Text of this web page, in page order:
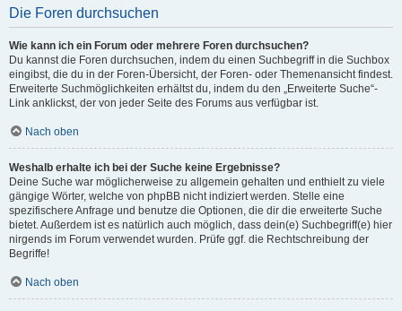
Die Foren durchsuchen
Wie kann ich ein Forum oder mehrere Foren durchsuchen?
Du kannst die Foren durchsuchen, indem du einen Suchbegriff in die Suchbox
eingibst, die du in der Foren-Übersicht, der Foren- oder Themenansicht findest.
Erweiterte Suchmöglichkeiten erhältst du, indem du den „Erweiterte Suche“-
Link anklickst, der von jeder Seite des Forums aus verfügbar ist.
Nach oben
Weshalb erhalte ich bei der Suche keine Ergebnisse?
Deine Suche war möglicherweise zu allgemein gehalten und enthielt zu viele
gängige Wörter, welche von phpBB nicht indiziert werden. Stelle eine
spezifischere Anfrage und benutze die Optionen, die dir die erweiterte Suche
bietet. Außerdem ist es natürlich auch möglich, dass dein(e) Suchbegriff(e) hier
nirgends im Forum verwendet wurden. Prüfe ggf. die Rechtschreibung der
Begriffe!
Nach oben